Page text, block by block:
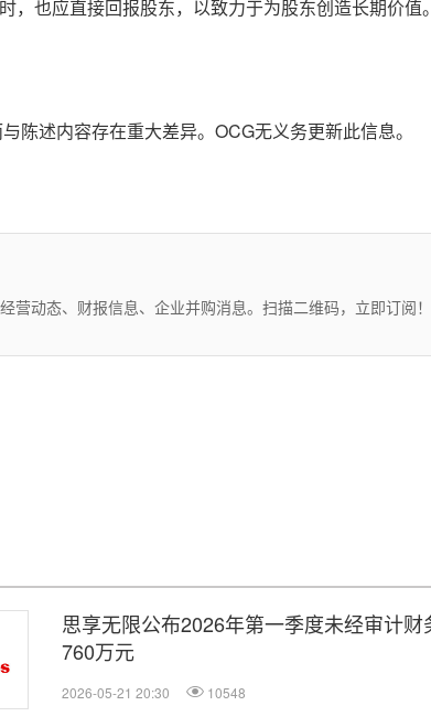
，也应直接回报股东，以致力于为股东创造长期价值
陈述内容存在重大差异。OCG无义务更新此信息。
动态、财报信息、企业并购消息。扫描二维码，立即订阅！
思享无限公布2026年第一季度未经审计
760万元
2026-05-21 20:30 10548